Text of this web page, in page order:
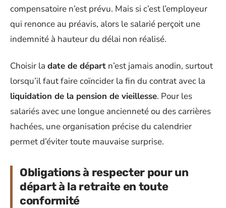
compensatoire n’est prévu. Mais si c’est l’employeur
qui renonce au préavis, alors le salarié perçoit une
indemnité à hauteur du délai non réalisé.
Choisir la date de départ n’est jamais anodin, surtout
lorsqu’il faut faire coïncider la fin du contrat avec la
liquidation de la pension de vieillesse. Pour les
salariés avec une longue ancienneté ou des carrières
hachées, une organisation précise du calendrier
permet d’éviter toute mauvaise surprise.
Obligations à respecter pour un
départ à la retraite en toute
conformité